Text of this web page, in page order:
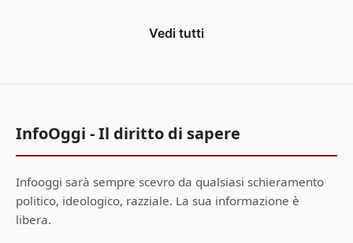
Vedi tutti
InfoOggi - Il diritto di sapere
Infooggi sarà sempre scevro da qualsiasi schieramento
politico, ideologico, razziale. La sua informazione è
libera.